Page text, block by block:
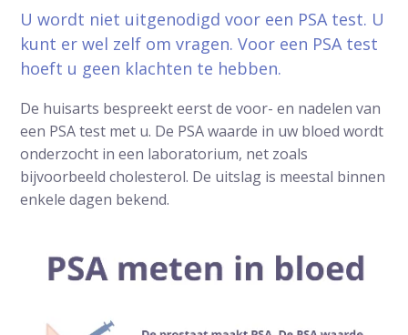
U wordt niet uitgenodigd voor een PSA test. U
kunt er wel zelf om vragen. Voor een PSA test
hoeft u geen klachten te hebben.
De huisarts bespreekt eerst de voor- en nadelen van
een PSA test met u. De PSA waarde in uw bloed wordt
onderzocht in een laboratorium, net zoals
bijvoorbeeld cholesterol. De uitslag is meestal binnen
enkele dagen bekend.